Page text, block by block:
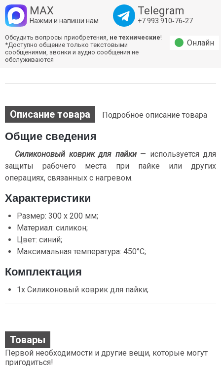
MAX
Нажми и напиши нам
Telegram
+7 993 910‑76‑27
Обсудить вопросы приобретения, не технические!
*Доступно общение только текстовыми
сообщениями, звонки и аудио сообщения не
обслуживаются
Онлайн
Описание товара Подробное описание товара
Общие сведения
Силиконовый коврик для пайки— используется для
защиты рабочего места при пайке или других
операциях, связанных с нагревом.
Характеристики
Размер: 300 х 200 мм;
Материал: силикон;
Цвет: синий;
Максимальная температура: 450°C;
Комплектация
1х Силиконовый коврик для пайки;
Товары
Первой необходимости и другие вещи, которые могут
пригодиться!